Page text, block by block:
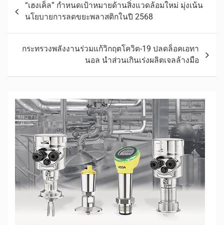
“เฮงเค็ล” กำหนดเป้าหมายด้านสิ่งแวดล้อมใหม่ มุ่งเน้น
นโยบายการลดขยะพลาสติกในปี 2568
กระทรวงพลังงานร่วมแก้วิกฤตโควิด-19 ปลดล็อคเอทา
นอล นำส่วนเกินเร่งผลิตเจลล้างมือ